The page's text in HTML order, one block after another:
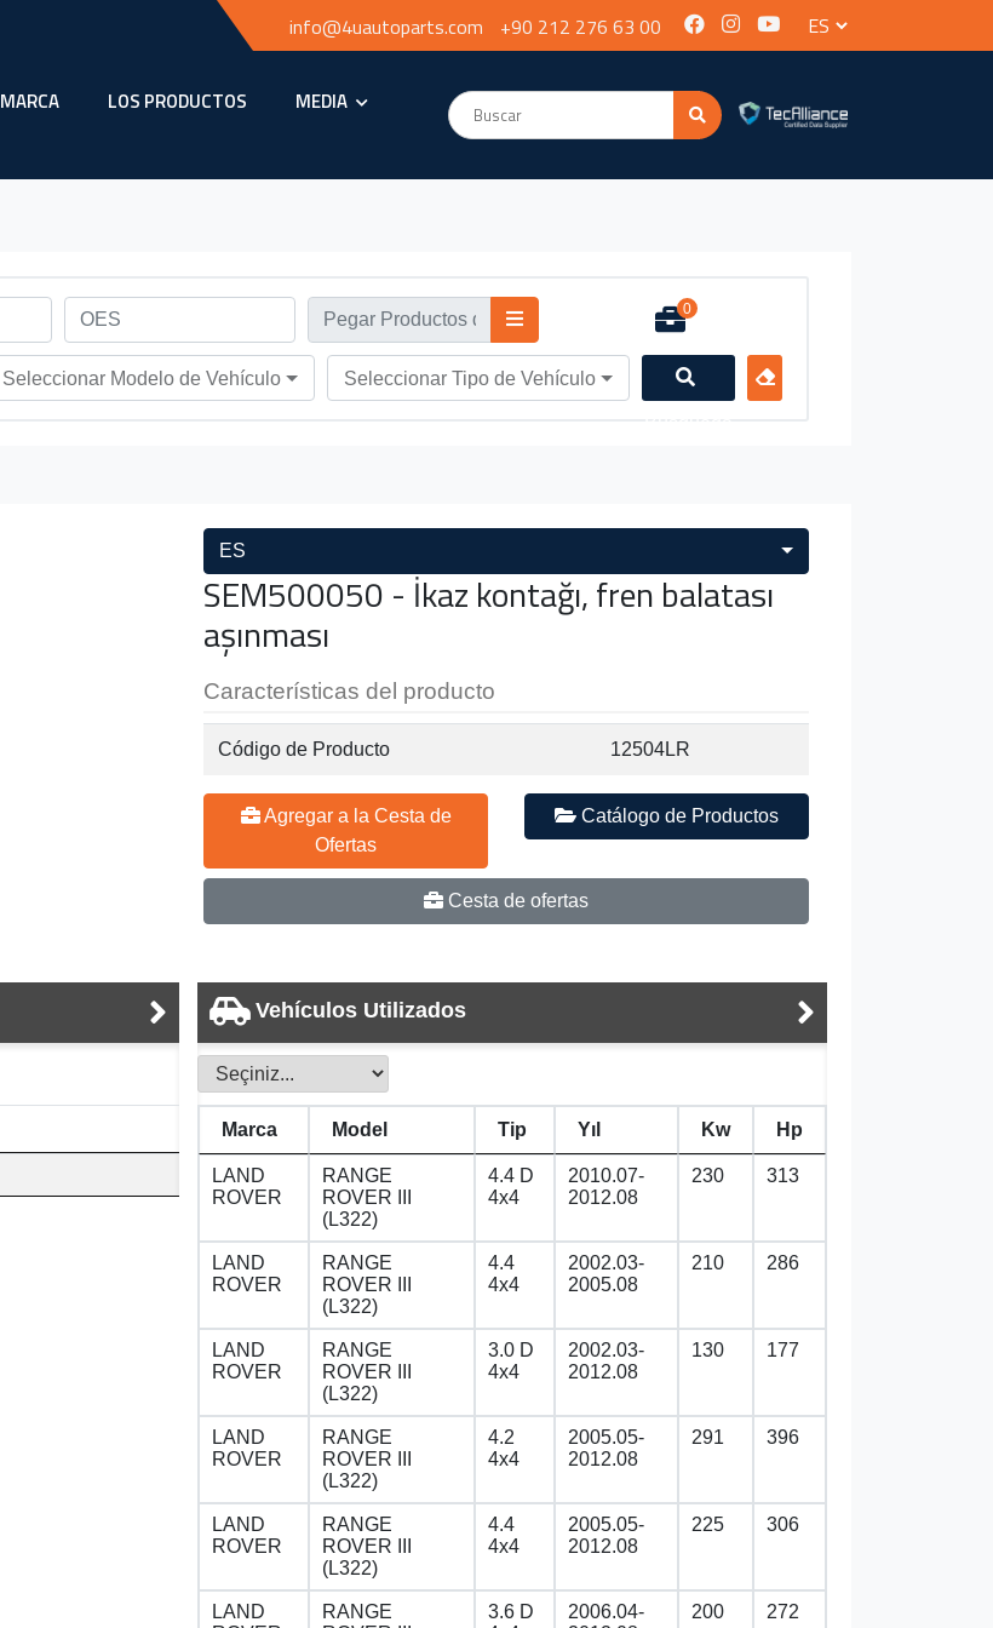
info@4uautoparts.com +90 212 276 63 00
MARCA LOS PRODUCTOS
MEDIA
0
Seleccionar Modelo de Vehículo Seleccionar Tipo de Vehículo
ES
SEM500050 - İkaz kontağı, fren balatası
aşınması
Características del producto
Código de Producto 12504LR
Agregar a la Cesta de
Ofertas
Catálogo de Productos
Cesta de ofertas
Vehículos Utilizados
Marca Model Tip Yıl Kw Hp
LAND
ROVER
RANGE
ROVER III
(L322)
4.4 D
4x4
2010.07-
2012.08
230 313
LAND
ROVER
RANGE
ROVER III
(L322)
4.4
4x4
2002.03-
2005.08
210 286
LAND
ROVER
RANGE
ROVER III
(L322)
3.0 D
4x4
2002.03-
2012.08
130 177
LAND
ROVER
RANGE
ROVER III
(L322)
4.2
4x4
2005.05-
2012.08
291 396
LAND
ROVER
RANGE
ROVER III
(L322)
4.4
4x4
2005.05-
2012.08
225 306
LAND
RANGE
3.6 D
2006.04-
200 272